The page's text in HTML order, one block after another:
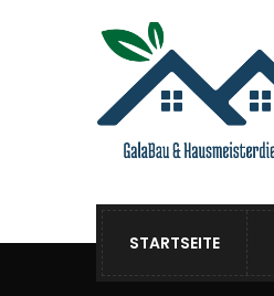
STARTSEITE